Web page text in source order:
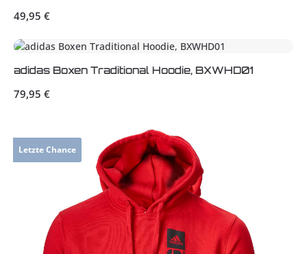
Regulärer Preis:
49,95 €
adidas Boxen Traditional Hoodie, BXWHD01
Regulärer Preis:
79,95 €
Letzte Chance